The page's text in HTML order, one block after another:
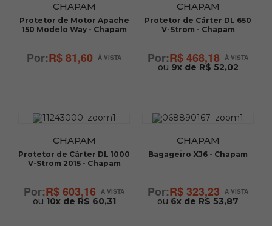
CHAPAM
Protetor de Motor Apache
150 Modelo Way - Chapam
R$ 81,60
CHAPAM
Protetor de Cárter DL 650
V-Strom - Chapam
R$ 468,18
ou 9x de R$ 52,02
CHAPAM
Protetor de Cárter DL 1000
V-Strom 2015 - Chapam
R$ 603,16
ou 10x de R$ 60,31
CHAPAM
Bagageiro XJ6 - Chapam
R$ 323,23
ou 6x de R$ 53,87